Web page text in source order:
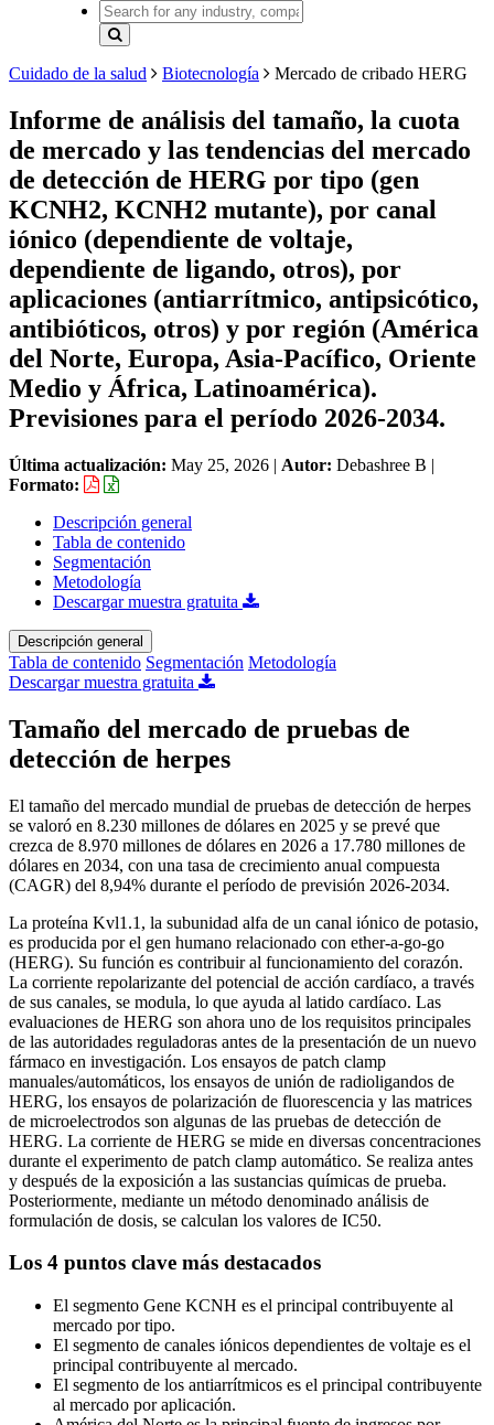
Cuidado de la salud Biotecnología Mercado de cribado HERG
Informe de análisis del tamaño, la cuota
de mercado y las tendencias del mercado
de detección de HERG por tipo (gen
KCNH2, KCNH2 mutante), por canal
iónico (dependiente de voltaje,
dependiente de ligando, otros), por
aplicaciones (antiarrítmico, antipsicótico,
antibióticos, otros) y por región (América
del Norte, Europa, Asia-Pacífico, Oriente
Medio y África, Latinoamérica).
Previsiones para el período 2026-2034.
Última actualización: May 25, 2026 | Autor: Debashree B |
Formato:
Descripción general
Tabla de contenido
Segmentación
Metodología
Descargar muestra gratuita
Descripción general
Tabla de contenido Segmentación Metodología
Descargar muestra gratuita
Tamaño del mercado de pruebas de
detección de herpes
El tamaño del mercado mundial de pruebas de detección de herpes
se valoró en 8.230 millones de dólares en 2025 y se prevé que
crezca de 8.970 millones de dólares en 2026 a 17.780 millones de
dólares en 2034, con una tasa de crecimiento anual compuesta
(CAGR) del 8,94% durante el período de previsión 2026-2034.
La proteína Kvl1.1, la subunidad alfa de un canal iónico de potasio,
es producida por el gen humano relacionado con ether-a-go-go
(HERG). Su función es contribuir al funcionamiento del corazón.
La corriente repolarizante del potencial de acción cardíaco, a través
de sus canales, se modula, lo que ayuda al latido cardíaco. Las
evaluaciones de HERG son ahora uno de los requisitos principales
de las autoridades reguladoras antes de la presentación de un nuevo
fármaco en investigación. Los ensayos de patch clamp
manuales/automáticos, los ensayos de unión de radioligandos de
HERG, los ensayos de polarización de fluorescencia y las matrices
de microelectrodos son algunas de las pruebas de detección de
HERG. La corriente de HERG se mide en diversas concentraciones
durante el experimento de patch clamp automático. Se realiza antes
y después de la exposición a las sustancias químicas de prueba.
Posteriormente, mediante un método denominado análisis de
formulación de dosis, se calculan los valores de IC50.
Los 4 puntos clave más destacados
El segmento Gene KCNH es el principal contribuyente al
mercado por tipo.
El segmento de canales iónicos dependientes de voltaje es el
principal contribuyente al mercado.
El segmento de los antiarrítmicos es el principal contribuyente
al mercado por aplicación.